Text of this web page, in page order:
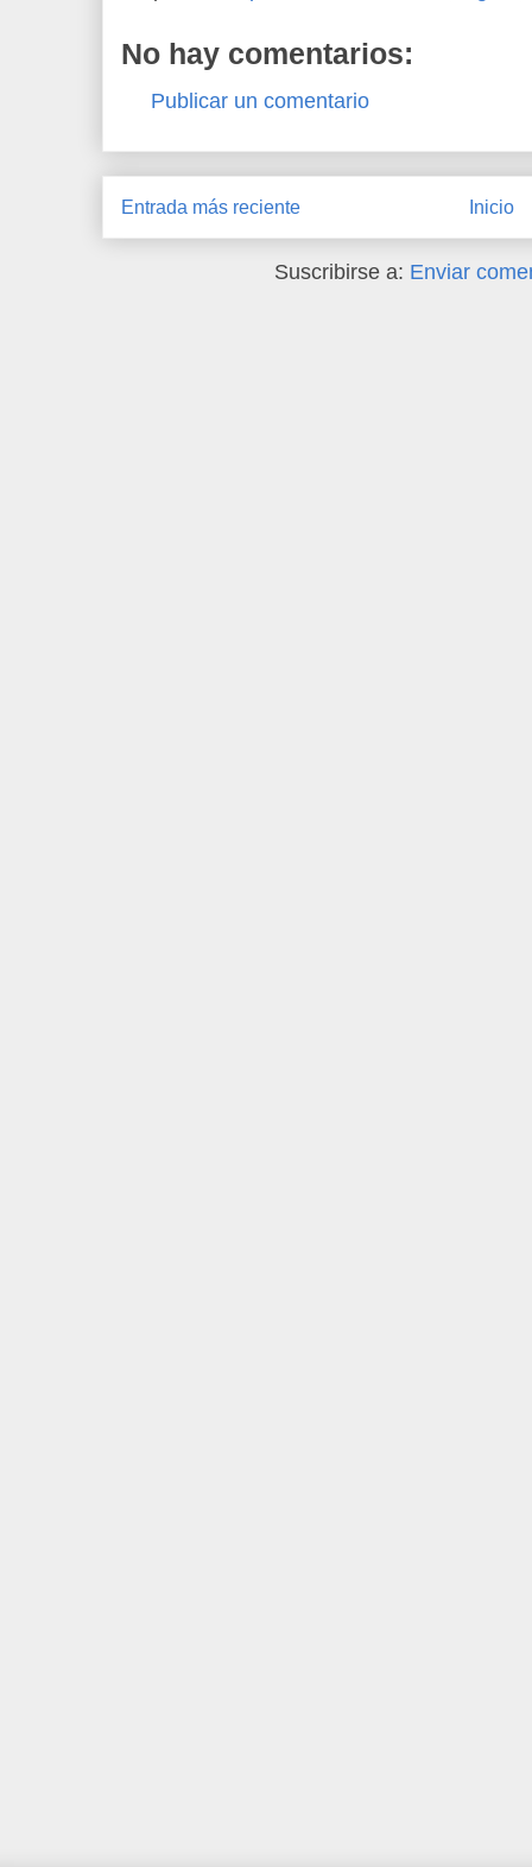
No hay comentarios:
Publicar un comentario
Entrada más reciente Inicio
Suscribirse a: Enviar